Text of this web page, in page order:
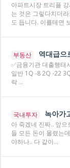
아파트시장 트리플
는 것은 그렇다치더
도 듭니다. 이를테면
부동산 역대급으
✅금융기관 대출행태
일반 1Q -8 2Q -22
락 …
국내투자 녹아가
아 죽겠네 진짜.. 앞
들 모든 돈이 몰렸는
야하나.. 다 같이…